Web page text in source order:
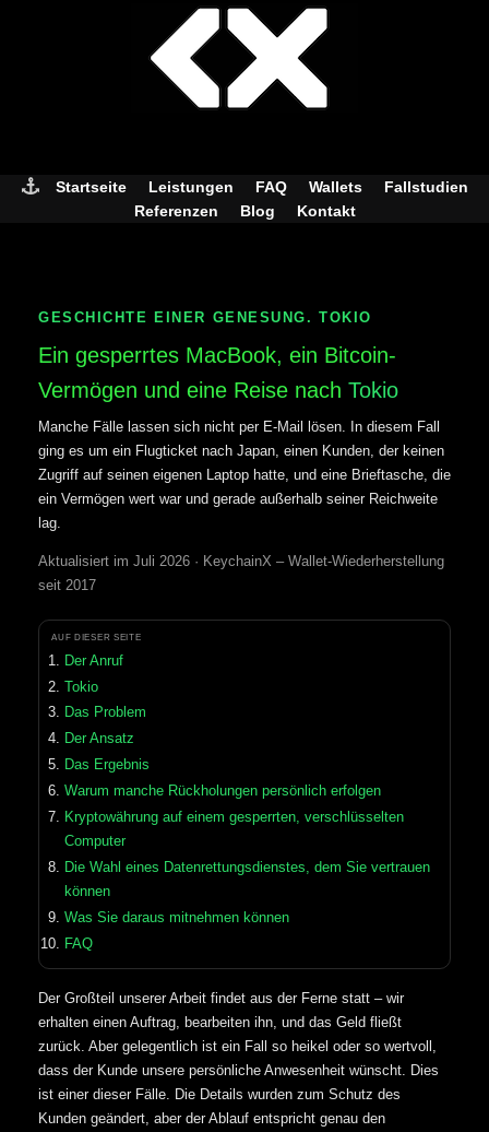
Startseite Leistungen FAQ Wallets
Fallstudien
Referenzen
Blog Kontakt
GESCHICHTE EINER GENESUNG. TOKIO
Ein gesperrtes MacBook, ein Bitcoin-
Vermögen und eine Reise nach Tokio
Manche Fälle lassen sich nicht per E-Mail lösen. In diesem Fall
ging es um ein Flugticket nach Japan, einen Kunden, der keinen
Zugriff auf seinen eigenen Laptop hatte, und eine Brieftasche, die
ein Vermögen wert war und gerade außerhalb seiner Reichweite
lag.
Aktualisiert im Juli 2026 · KeychainX – Wallet-Wiederherstellung
seit 2017
AUF DIESER SEITE
Der Anruf
Tokio
Das Problem
Der Ansatz
Das Ergebnis
Warum manche Rückholungen persönlich erfolgen
Kryptowährung auf einem gesperrten, verschlüsselten
Computer
Die Wahl eines Datenrettungsdienstes, dem Sie vertrauen
können
Was Sie daraus mitnehmen können
FAQ
Der Großteil unserer Arbeit findet aus der Ferne statt – wir
erhalten einen Auftrag, bearbeiten ihn, und das Geld fließt
zurück. Aber gelegentlich ist ein Fall so heikel oder so wertvoll,
dass der Kunde unsere persönliche Anwesenheit wünscht. Dies
ist einer dieser Fälle. Die Details wurden zum Schutz des
Kunden geändert, aber der Ablauf entspricht genau den